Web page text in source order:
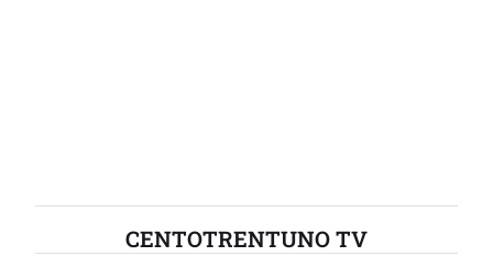
CENTOTRENTUNO TV